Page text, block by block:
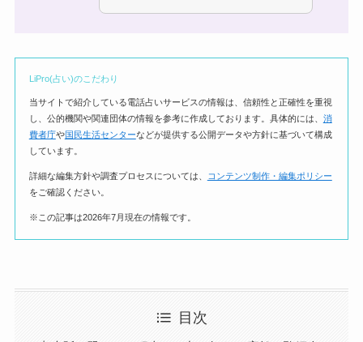
LiPro(占い)のこだわり
当サイトで紹介している電話占いサービスの情報は、信頼性と正確性を重視
し、公的機関や関連団体の情報を参考に作成しております。具体的には、 消
費者庁や国民生活センターなどが提供する公開データや方針に基づいて構成
しています。
詳細な編集方針や調査プロセスについては、
コンテンツ制作・編集ポリシー
をご確認ください。
※この記事は2026年7月現在の情報です。
目次